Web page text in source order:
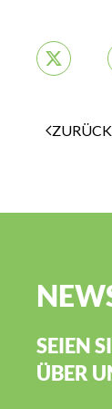
ZURÜCK
SEIEN
ÜBER